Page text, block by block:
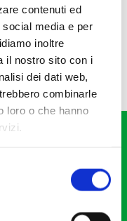
contenuti ed
media e per
inoltre
il nostro sito con i
dei dati web,
combinarle
loro o che hanno